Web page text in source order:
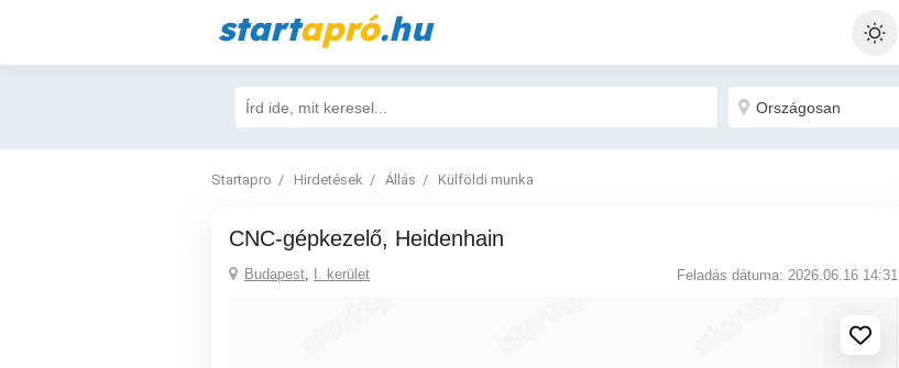
startapró.hu
Startapro Hirdetések Állás Külföldi munka
CNC-gépkezelő, Heidenhain
Budapest, I. kerület Feladás dátuma: 2026.06.16 14:31